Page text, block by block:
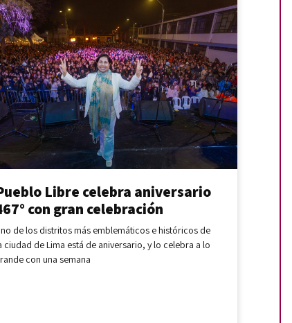
Libre celebra aniversario
con gran celebración
de los distritos más emblemáticos e históricos de
ciudad de Lima está de aniversario, y lo celebra a lo
con una semana